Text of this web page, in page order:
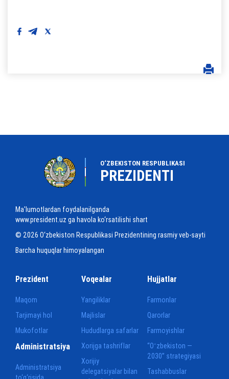
O‘ZBEKISTON RESPUBLIKASI
PREZIDENTI
Ma'lumotlardan foydalanilganda
www.president.uz ga havola ko‘rsatilishi shart
© 2026 O‘zbekiston Respublikasi Prezidentining rasmiy veb-sayti
Barcha huquqlar himoyalangan
Prezident
Maqom
Tarjimayi hol
Mukofotlar
Voqealar
Yangiliklar
Majlislar
Hududlarga safarlar
Xorijga tashriflar
Xorijiy
delegatsiyalar bilan
Hujjatlar
Farmonlar
Qarorlar
Farmoyishlar
“Oʻzbekiston —
2030” strategiyasi
Tashabbuslar
Administratsiya
Administratsiya